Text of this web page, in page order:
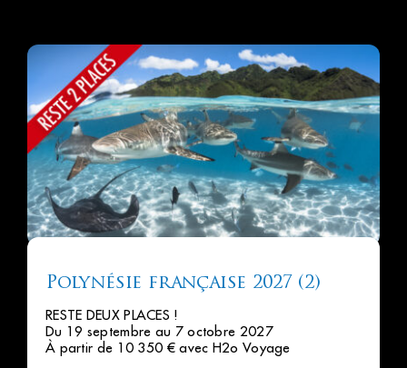
Polynésie française 2027 (2)
RESTE DEUX PLACES !
Du 19 septembre au 7 octobre 2027
À partir de 10 350 € avec H2o Voyage